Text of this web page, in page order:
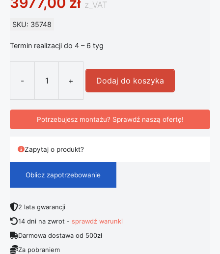
z_VAT
SKU: 35748
Termin realizacji do 4 – 6 tyg
-
ilość Artemide Choose lampa
+ Dodaj do koszyka
Potrzebujesz montażu? Sprawdź naszą ofertę!
Zapytaj o produkt?
Oblicz zapotrzebowanie
2 lata gwarancji
14 dni na zwrot -sprawdź warunki
Darmowa dostawa od 500zł
Za pobraniem